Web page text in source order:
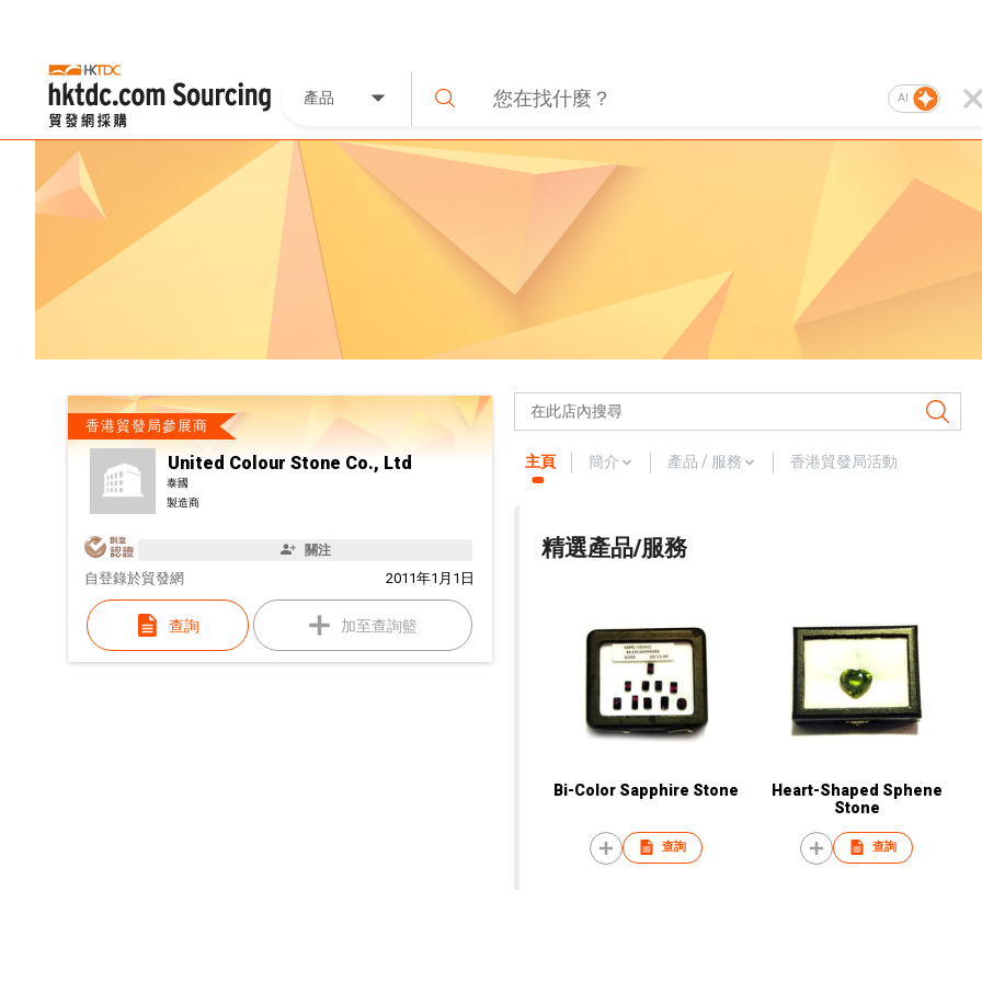
產品 AI
香港貿發局參展商
United Colour Stone Co., Ltd
泰國
製造商
關注
自 2011年1月1日
登錄於貿發網
查詢 加至查詢籃
主頁 簡介 產品 / 服務 香港貿發局活動
精選產品/服務
Bi-Color Sapphire Stone
查詢
Heart-Shaped Sphene
Stone
查詢